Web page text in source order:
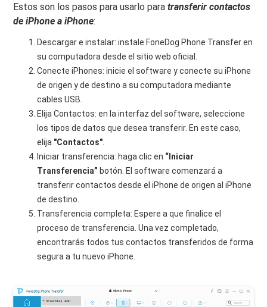
Estos son los pasos para usarlo paratransferir contactos
de iPhone a iPhone:
Descargar e instalar: instale FoneDog Phone Transfer en
su computadora desde el sitio web oficial.
Conecte iPhones: inicie el software y conecte su iPhone
de origen y de destino a su computadora mediante
cables USB.
Elija Contactos: en la interfaz del software, seleccione
los tipos de datos que desea transferir. En este caso,
elija "Contactos"
Iniciar transferencia: haga clic en “Iniciar
Transferencia” botón. El software comenzará a
transferir contactos desde el iPhone de origen al iPhone
de destino.
Transferencia completa: Espere a que finalice el
proceso de transferencia. Una vez completado,
encontrarás todos tus contactos transferidos de forma
segura a tu nuevo iPhone.